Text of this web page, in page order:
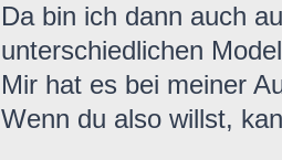
Da bin ich dann auch
unterschiedlichen
Mir hat es bei meiner
Wenn du also willst,